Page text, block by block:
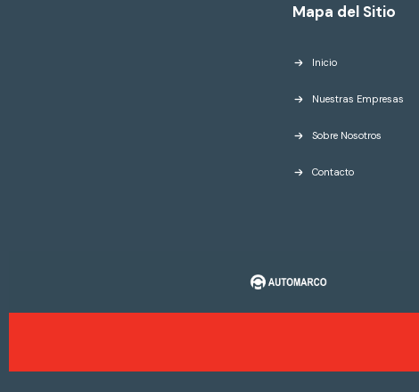
Mapa del Sitio
Inicio
Nuestras Empresas
Sobre Nosotros
Contacto